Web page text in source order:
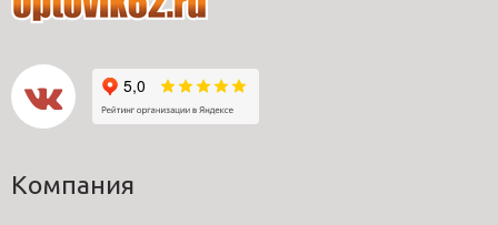
Компания